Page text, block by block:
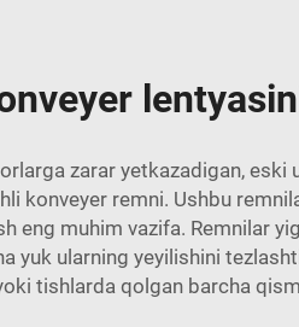
zarar yetkazadigan, eski
konveyer remni. Ushbu
eng muhim vazifa. Remnilar
yuk ularning yeyilishini
tishlarda qolgan barcha